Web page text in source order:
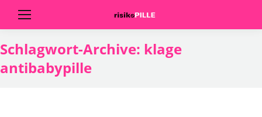
Schlagwort-Archive: klage
antibabypille